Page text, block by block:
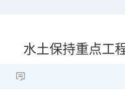
水土保持重点工